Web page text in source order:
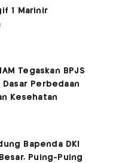
1 Marinir
Tegaskan BPJS
Perbedaan
Kesehatan
Bapenda DKI
Puing-Puing